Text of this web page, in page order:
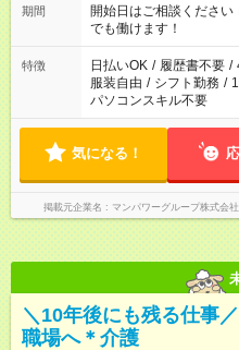
ん ※法令に基づき、週
となります ※労働者派遣
短時間・短期間の就業
期間
開始日はご相談くださ
でも働けます！
特徴 日払いOK / 履歴書不要 /
服装自由 / シフト勤務 /
パソコンスキル不要
気になる！
掲載元企業名 マンパワーグループ株式会
＼10年後にも残る仕事
職場へ＊介護